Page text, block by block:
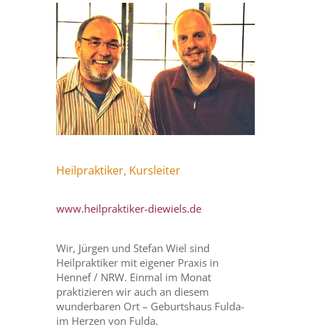
Heilpraktiker, Kursleiter
www.heilpraktiker-diewiels.de
Wir, Jürgen und Stefan Wiel sind
Heilpraktiker mit eigener Praxis in
Hennef / NRW. Einmal im Monat
praktizieren wir auch an diesem
wunderbaren Ort – Geburtshaus Fulda-
im Herzen von Fulda.